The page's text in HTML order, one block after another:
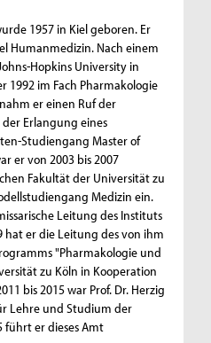
1957 in Kiel geboren. Er
Humanmedizin. Nach einem
Hopkins University in
1992 im Fach Pharmakologie
er einen Ruf der
Erlangung eines
Studiengang Master of
er von 2003 bis 2007
Fakultät der Universität zu
Medizin ein.
Leitung des Instituts
hat er die Leitung des von ihm
"Pharmakologie und
zu Köln in Kooperation
bis 2015 war Prof. Dr. Herzig
Lehre und Studium der
führt er dieses Amt